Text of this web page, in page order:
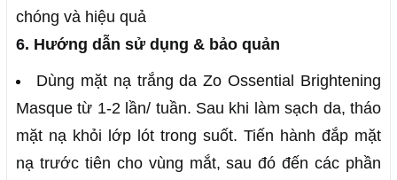
chóng và hiệu quả
6. Hướng dẫn sử dụng & bảo quản
Dùng mặt nạ trắng da Zo Ossential Brightening
Masque từ 1-2 lần/ tuần. Sau khi làm sạch da, tháo
mặt nạ khỏi lớp lót trong suốt. Tiến hành đắp mặt
nạ trước tiên cho vùng mắt, sau đó đến các phần